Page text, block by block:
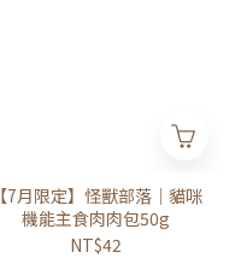
【7月限定】怪獸部落｜貓咪
機能主食肉肉包50g
NT$42